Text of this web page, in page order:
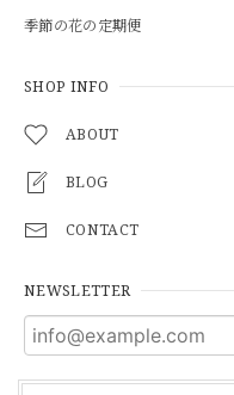
季節の花の定期便
SHOP INFO
ABOUT
BLOG
CONTACT
NEWSLETTER